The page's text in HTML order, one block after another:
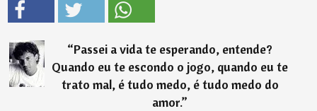
“Passei a vida te esperando, entende?
Quando eu te escondo o jogo, quando eu te
trato mal, é tudo medo, é tudo medo do
amor.”